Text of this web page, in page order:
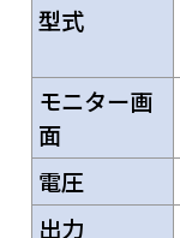
型式
モニター画
面
電圧
出力